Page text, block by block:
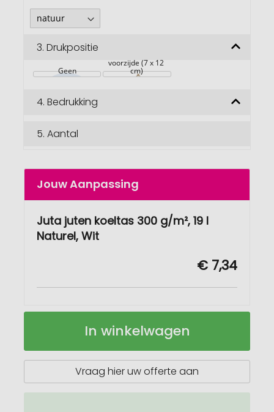
3. Drukpositie
Geen
voorzijde (7 x 12
cm)
4. Bedrukking
5. Aantal
Jouw Aanpassing
Juta juten koeltas 300 g/m², 19 l
Naturel, Wit
€ 7,34
300
In winkelwagen
Vraag hier uw offerte aan